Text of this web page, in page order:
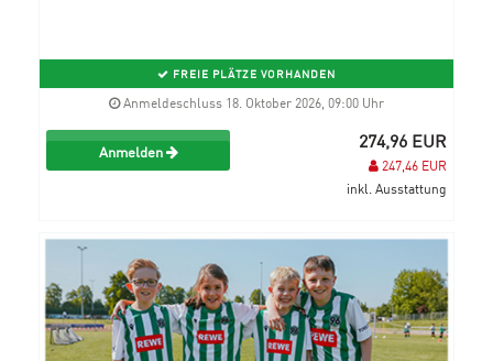
FREIE PLÄTZE VORHANDEN
Anmeldeschluss 18. Oktober 2026, 09:00 Uhr
Anmelden 274,96 EUR
247,46 EUR
inkl. Ausstattung